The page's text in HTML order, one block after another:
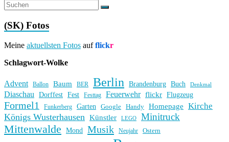
(SK) Fotos
Meine aktuellsten Fotos aufflickr
Schlagwort-Wolke
Advent Ballon Baum BER Berlin Brandenburg Buch Denkmal
Diaschau Dorffest Fest Festtag Feuerwehr flickr Flugzeug
Formel1 Funkerberg Garten Google Handy Homepage Kirche
Königs Wusterhausen Künstler LEGO Minitruck
Mittenwalde Mond Musik Neujahr Ostern